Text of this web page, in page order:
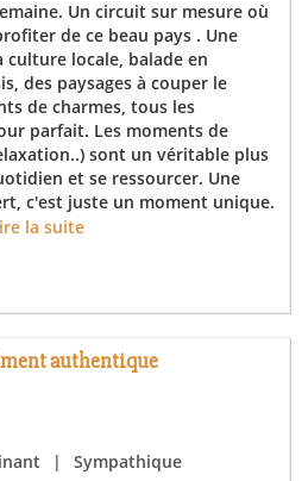
Un circuit sur mesure où
de ce beau pays . Une
culture locale, balade en
des paysages à couper le
de charmes, tous les
parfait. Les moments de
sont un véritable plus
et se ressourcer. Une
c'est juste un moment unique.
la suite
authentique
|
Sympathique